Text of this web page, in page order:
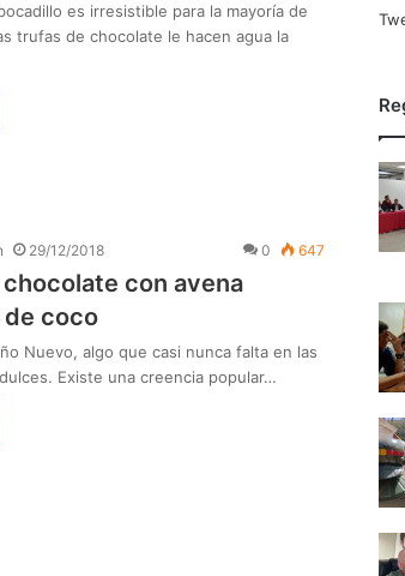
es irresistible para la mayoría de
trufas de chocolate le hacen agua la
29/12/2018 0 647
con avena
coco
Nuevo, algo que casi nunca falta en las
Existe una creencia popular…